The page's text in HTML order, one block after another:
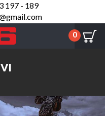
197 - 189
0